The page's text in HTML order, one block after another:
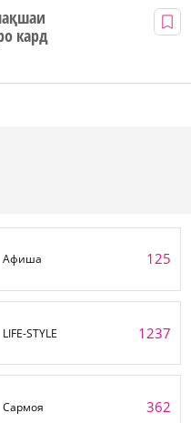
кард
Афиша 125
LIFE-STYLE 1237
Сармоя 362